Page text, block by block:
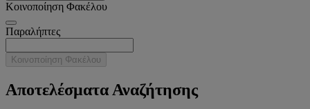
Κοινοποίηση Φακέλου
Παραλήπτες
Κοινοποίηση Φακέλου
Αποτελέσματα Αναζήτησης